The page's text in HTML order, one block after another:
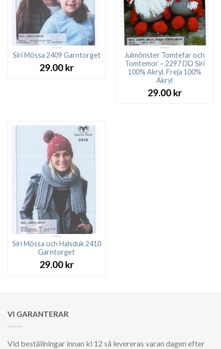
Siri Mössa 2409 Garntorget
29.00 kr
Julmönster Tomtefar och
Tomtemor – 2297 DD Siri
100% Akryl. Freja 100%
Akryl
29.00 kr
Siri Mössa och Halsduk 2410
Garntorget
29.00 kr
VI GARANTERAR
Vid beställningar innan kl 12 så levereras varan dagen efter